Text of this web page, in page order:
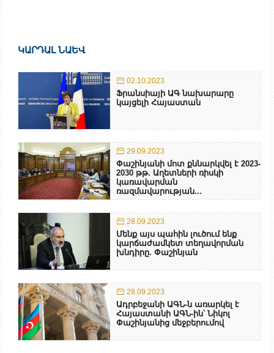
ԿԱՐԴԱԼ ՆԱԵՎ
02.10.2023
Ֆրանսիայի ԱԳ նախարարը
կայցելի Հայաստան
29.09.2023
Փաշինյանի մոտ քննարկվել է 2023-
2030 թթ. Աղետների ռիսկի
կառավարման
ռազմավարության...
28.09.2023
Մենք այս պահին լուծում ենք
կարճաժամկետ տեղավորման
խնդիրը. Փաշինյան
28.09.2023
Ադրբեջանի ԱԳՆ-ն առարկել է
Հայաստանի ԱԳՆ-ին՝ Նիկոլ
Փաշինյանից մեջբերումով